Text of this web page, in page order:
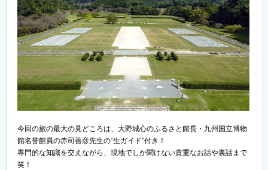
今回の旅の最大の見どころは、大野城心のふるさと館長・九州国立博物
館名誉館員の赤司善彦先生の“生ガイド”付き！
専門的な知識を交えながら、現地でしか聞けない貴重なお話や裏話まで
笑！